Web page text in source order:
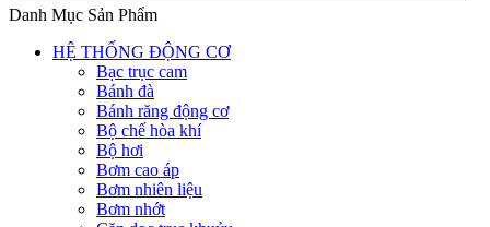
Danh Mục Sản Phẩm
HỆ THỐNG ĐỘNG CƠ
Bạc trục cam
Bánh đà
Bánh răng động cơ
Bộ chế hòa khí
Bộ hơi
Bơm cao áp
Bơm nhiên liệu
Bơm nhớt